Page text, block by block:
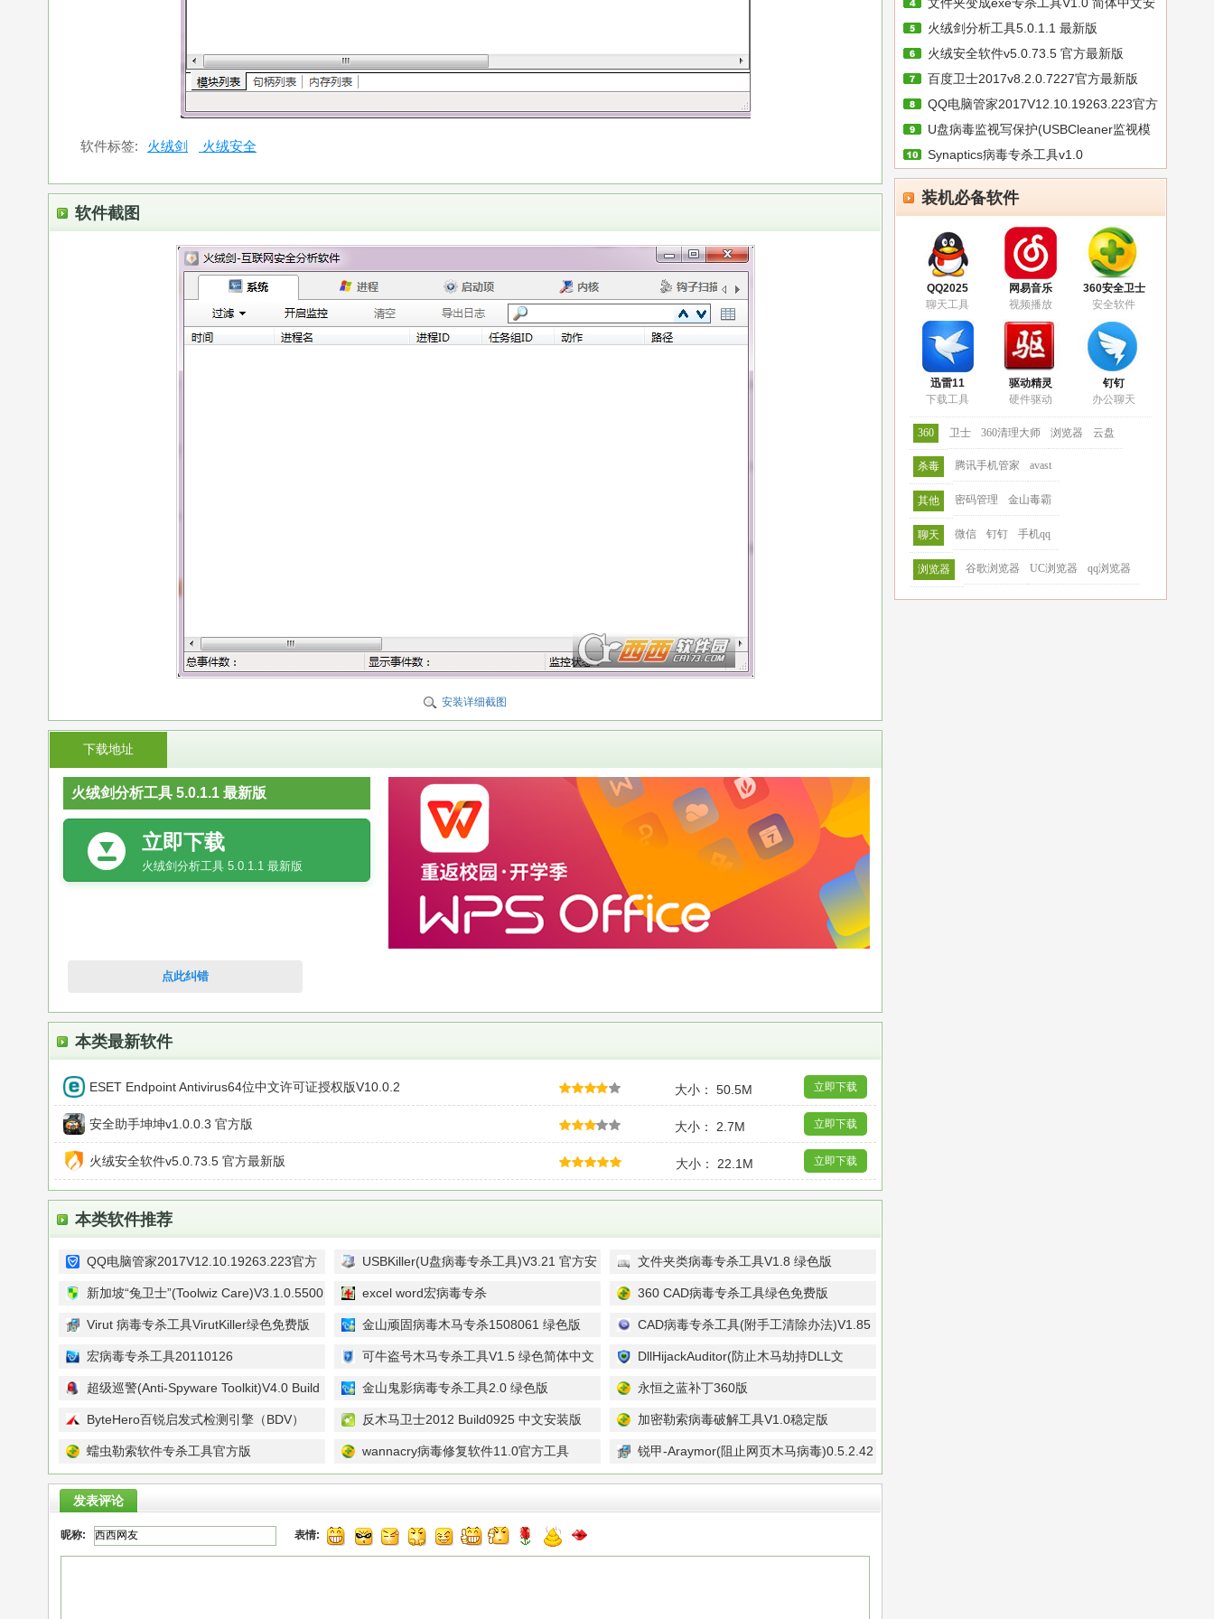
火绒剑分析工具5.0.1.1 最新版
火绒安全软件v5.0.73.5 官方最新版
百度卫士2017v8.2.0.7227官方最新版
QQ电脑管家2017V12.10.19263.223官方
版
U盘病毒监视写保护(USBCleaner监视模
块
Synaptics病毒专杀工具v1.0
装机必备软件
QQ2025
聊天工具
网易音乐
视频播放
360安全卫士
安全软件
迅雷11
下载工具
驱动精灵
硬件驱动
钉钉
办公聊天
360 卫士 360清理大师 浏览器 云盘
杀毒 腾讯手机管家 avast
其他 密码管理 金山毒霸
聊天 微信 钉钉 手机qq
浏览器 谷歌浏览器 UC浏览器 qq浏览器
软件标签: 火绒剑 火绒安全
软件截图
安装详细截图
下载地址
火绒剑分析工具 5.0.1.1 最新版
立即下载
火绒剑分析工具 5.0.1.1 最新版
点此纠错
本类最新软件
ESET Endpoint Antivirus64位中文许可证授权版V10.0.2 大小： 50.5M 立即下载
安全助手坤坤v1.0.0.3 官方版 大小： 2.7M 立即下载
火绒安全软件v5.0.73.5 官方最新版 大小： 22.1M 立即下载
本类软件推荐
QQ电脑管家2017V12.10.19263.223官方
版
USBKiller(U盘病毒专杀工具)V3.21 官方安
文件夹类病毒专杀工具V1.8 绿色版
新加坡“兔卫士”(Toolwiz Care)V3.1.0.5500
官方中文版
excel word宏病毒专杀
CleanMacro2011.9.2 绿色版
360 CAD病毒专杀工具绿色免费版
Virut 病毒专杀工具VirutKiller绿色免费版 金山顽固病毒木马专杀1508061 绿色版
CAD病毒专杀工具(附手工清除办法)V1.85
免费简体中文绿色版
宏病毒专杀工具20110126
可牛盗号木马专杀工具V1.5 绿色简体中文
免费版
DllHijackAuditor(防止木马劫持DLL文
件)V2.1 绿色免费版
超级巡警(Anti-Spyware Toolkit)V4.0 Build
0516 免费简体中文绿色版
金山鬼影病毒专杀工具2.0 绿色版 永恒之蓝补丁360版
ByteHero百锐启发式检测引擎（BDV）
V1.40
反木马卫士2012 Build0925 中文安装版 加密勒索病毒破解工具V1.0稳定版
蠕虫勒索软件专杀工具官方版 wannacry病毒修复软件11.0官方工具
锐甲-Araymor(阻止网页木马病毒)0.5.2.42
官方安装版
发表评论
昵称: 表情: